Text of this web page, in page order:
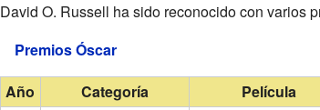
David O. Russell ha sido reconocido con varios
Premios Óscar
Año
Categoría Película